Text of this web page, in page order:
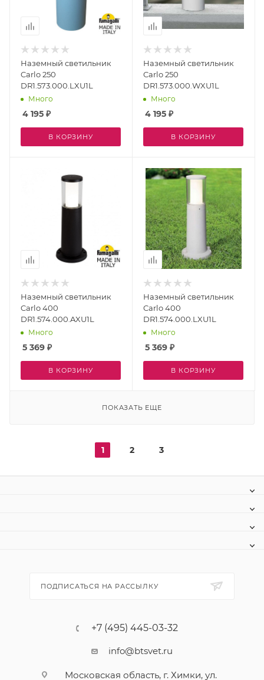
Наземный светильник
Carlo 250
DR1.573.000.LXU1L
Много
4 195 ₽
В КОРЗИНУ
Наземный светильник
Carlo 250
DR1.573.000.WXU1L
Много
4 195 ₽
В КОРЗИНУ
Наземный светильник
Carlo 400
DR1.574.000.AXU1L
Много
5 369 ₽
В КОРЗИНУ
Наземный светильник
Carlo 400
DR1.574.000.LXU1L
Много
5 369 ₽
В КОРЗИНУ
ПОКАЗАТЬ ЕЩЕ
1 2 3
ПОДПИСАТЬСЯ НА РАССЫЛКУ
+7 (495) 445-03-32
info@btsvet.ru
Московская область, г. Химки, ул.